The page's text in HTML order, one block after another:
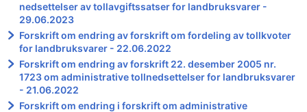
nedsettelser av tollavgiftssatser for landbruksvarer -
29.06.2023
Forskrift om endring av forskrift om fordeling av tollkvoter
for landbruksvarer - 22.06.2022
Forskrift om endring av forskrift 22. desember 2005 nr.
1723 om administrative tollnedsettelser for landbruksvarer
- 21.06.2022
Forskrift om endring i forskrift om administrative